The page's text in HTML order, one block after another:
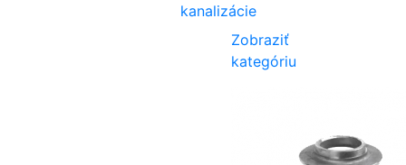
kanalizácie
Zobraziť
kategóriu